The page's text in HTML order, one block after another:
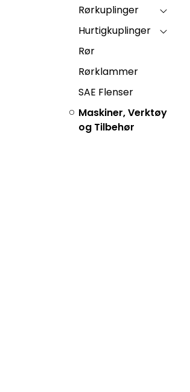
Rørkuplinger
Hurtigkuplinger
Rør
Rørklammer
SAE Flenser
Maskiner, Verktøy
og Tilbehør